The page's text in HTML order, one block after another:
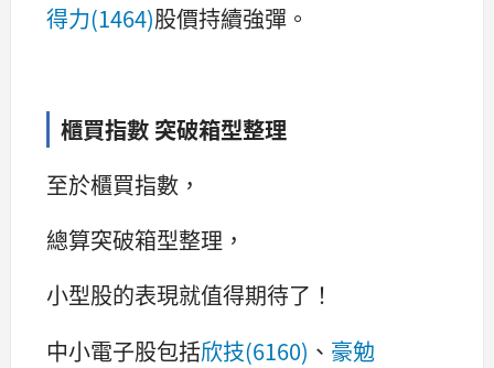
得力(1464)股價持續強彈。
櫃買指數 突破箱型整理
至於櫃買指數，
總算突破箱型整理，
小型股的表現就值得期待了！
中小電子股包括欣技(6160) 、 豪勉